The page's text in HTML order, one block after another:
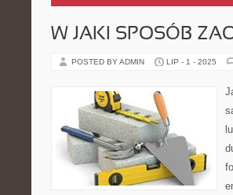
W JAKI SPOSÓB
POSTED BY ADMIN LIP - 1 - 2025